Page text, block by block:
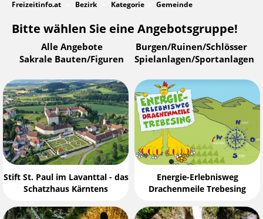
Freizeitinfo.at Bezirk Kategorie Gemeinde
Bitte wählen Sie eine Angebotsgruppe!
Alle Angebote
Burgen/Ruinen/Schlösser
Sakrale Bauten/Figuren
Spielanlagen/Sportanlagen
Stift St. Paul im Lavanttal - das
Schatzhaus Kärntens
Energie-Erlebnisweg
Drachenmeile Trebesing